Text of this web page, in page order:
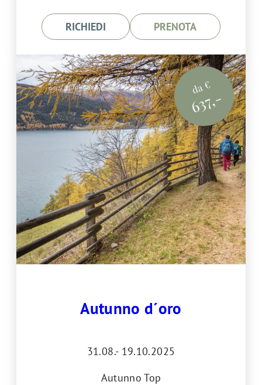
RICHIEDI PRENOTA
da €
637,-
Autunno d´oro
31.08.- 19.10.2025
Autunno Top